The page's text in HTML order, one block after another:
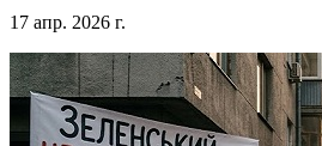
17 апр. 2026 г.